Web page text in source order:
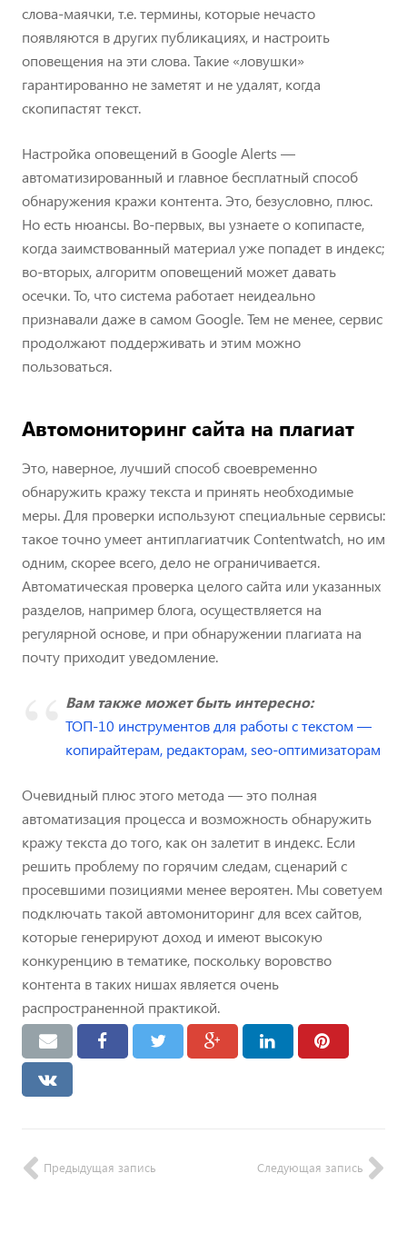
слова-маячки, т.е. термины, которые нечасто
появляются в других публикациях, и настроить
оповещения на эти слова. Такие «ловушки»
гарантированно не заметят и не удалят, когда
скопипастят текст.
Настройка оповещений в Google Alerts —
автоматизированный и главное бесплатный способ
обнаружения кражи контента. Это, безусловно, плюс.
Но есть нюансы. Во-первых, вы узнаете о копипасте,
когда заимствованный материал уже попадет в индекс;
во-вторых, алгоритм оповещений может давать
осечки. То, что система работает неидеально
признавали даже в самом Google. Тем не менее, сервис
продолжают поддерживать и этим можно
пользоваться.
Автомониторинг сайта на плагиат
Это, наверное, лучший способ своевременно
обнаружить кражу текста и принять необходимые
меры. Для проверки используют специальные сервисы:
такое точно умеет антиплагиатчик Contentwatch, но им
одним, скорее всего, дело не ограничивается.
Автоматическая проверка целого сайта или указанных
разделов, например блога, осуществляется на
регулярной основе, и при обнаружении плагиата на
почту приходит уведомление.
Вам также может быть интересно:
ТОП-10 инструментов для работы с текстом —
копирайтерам, редакторам, seo-оптимизаторам
Очевидный плюс этого метода — это полная
автоматизация процесса и возможность обнаружить
кражу текста до того, как он залетит в индекс. Если
решить проблему по горячим следам, сценарий с
просевшими позициями менее вероятен. Мы советуем
подключать такой автомониторинг для всех сайтов,
которые генерируют доход и имеют высокую
конкуренцию в тематике, поскольку воровство
контента в таких нишах является очень
распространенной практикой.
Предыдущая запись Следующая запись